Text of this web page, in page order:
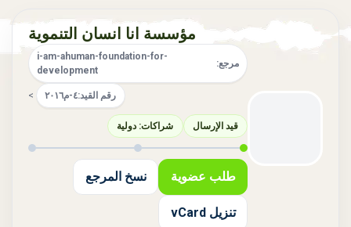
مؤسسة انا انسان التنموية
مرجع:
i-am-ahuman-foundation-for-
development
رقم القيد:٤-م٢٠١٦ >
قيد الإرسال شراكات: دولية
طلب عضوية نسخ المرجع
تنزيل vCard